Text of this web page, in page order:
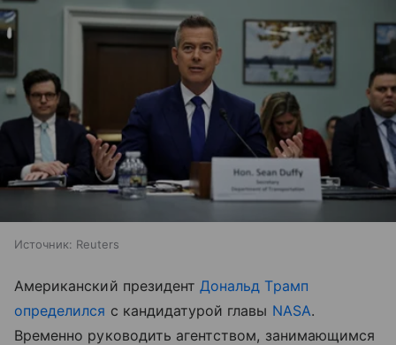
Источник: Reuters
Американский президент Дональд Трамп
определился с кандидатурой главы NASA.
Временно руководить агентством, занимающимся